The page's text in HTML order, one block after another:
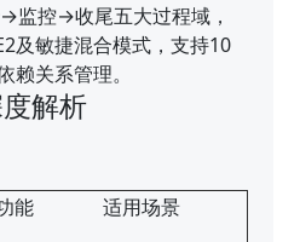
控→收尾五大过程域，
及敏捷混合模式，支持10
赖关系管理。
解析
能 适用场景